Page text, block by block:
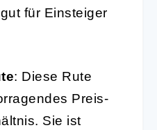
für Einsteiger
: Diese Rute
Preis-
Sie ist